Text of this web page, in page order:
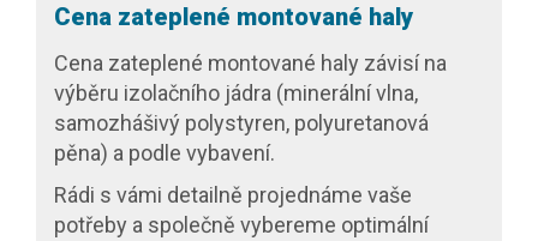
Cena zateplené montované haly
Cena zateplené montované haly závisí na
výběru izolačního jádra (minerální vlna,
samozhášivý polystyren, polyuretanová
pěna) a podle vybavení.
Rádi s vámi detailně projednáme vaše
potřeby a společně vybereme optimální